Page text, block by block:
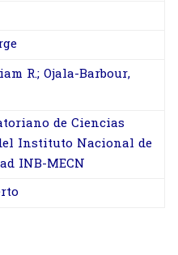
R.; Ojala-Barbour,
de Ciencias
Instituto Nacional de
INB-MECN